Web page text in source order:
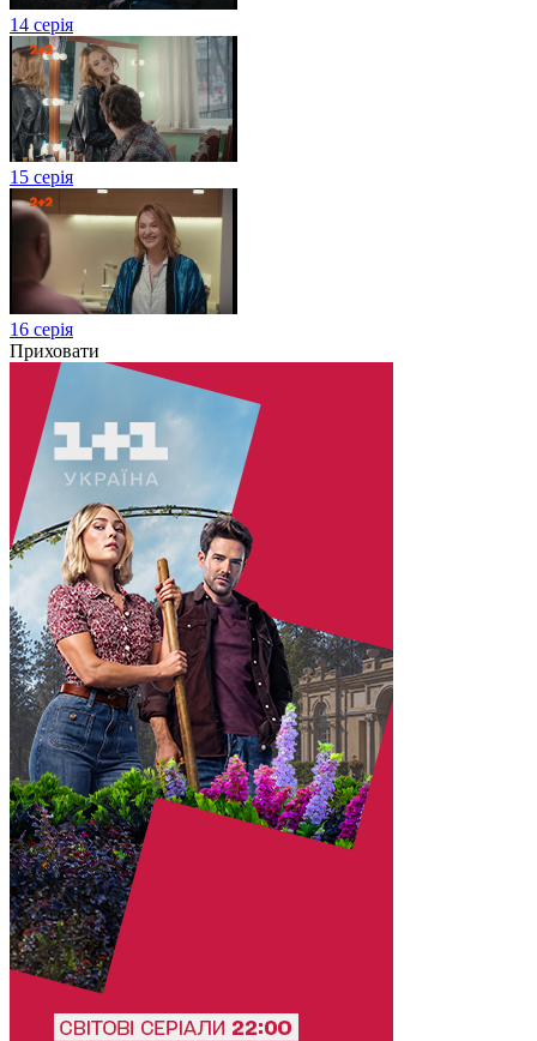
14 серія
15 серія
16 серія
Приховати